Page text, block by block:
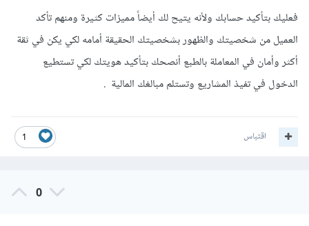
فعليك بتأكيد حسابك ولأنه يتيح لك أيضاً مميزات كثيرة ومنهم تأكد
العميل من شخصيتك والظهور بشخصيتك الحقيقة أمامه لكي يكن في ثقة
أكثر وأمان في المعاملة بالطبع أنصحك بتأكيد هويتك لكي تستطيع
الدخول في تفيذ المشاريع وتستلم مبالغك المالية .
1 اقتباس
0